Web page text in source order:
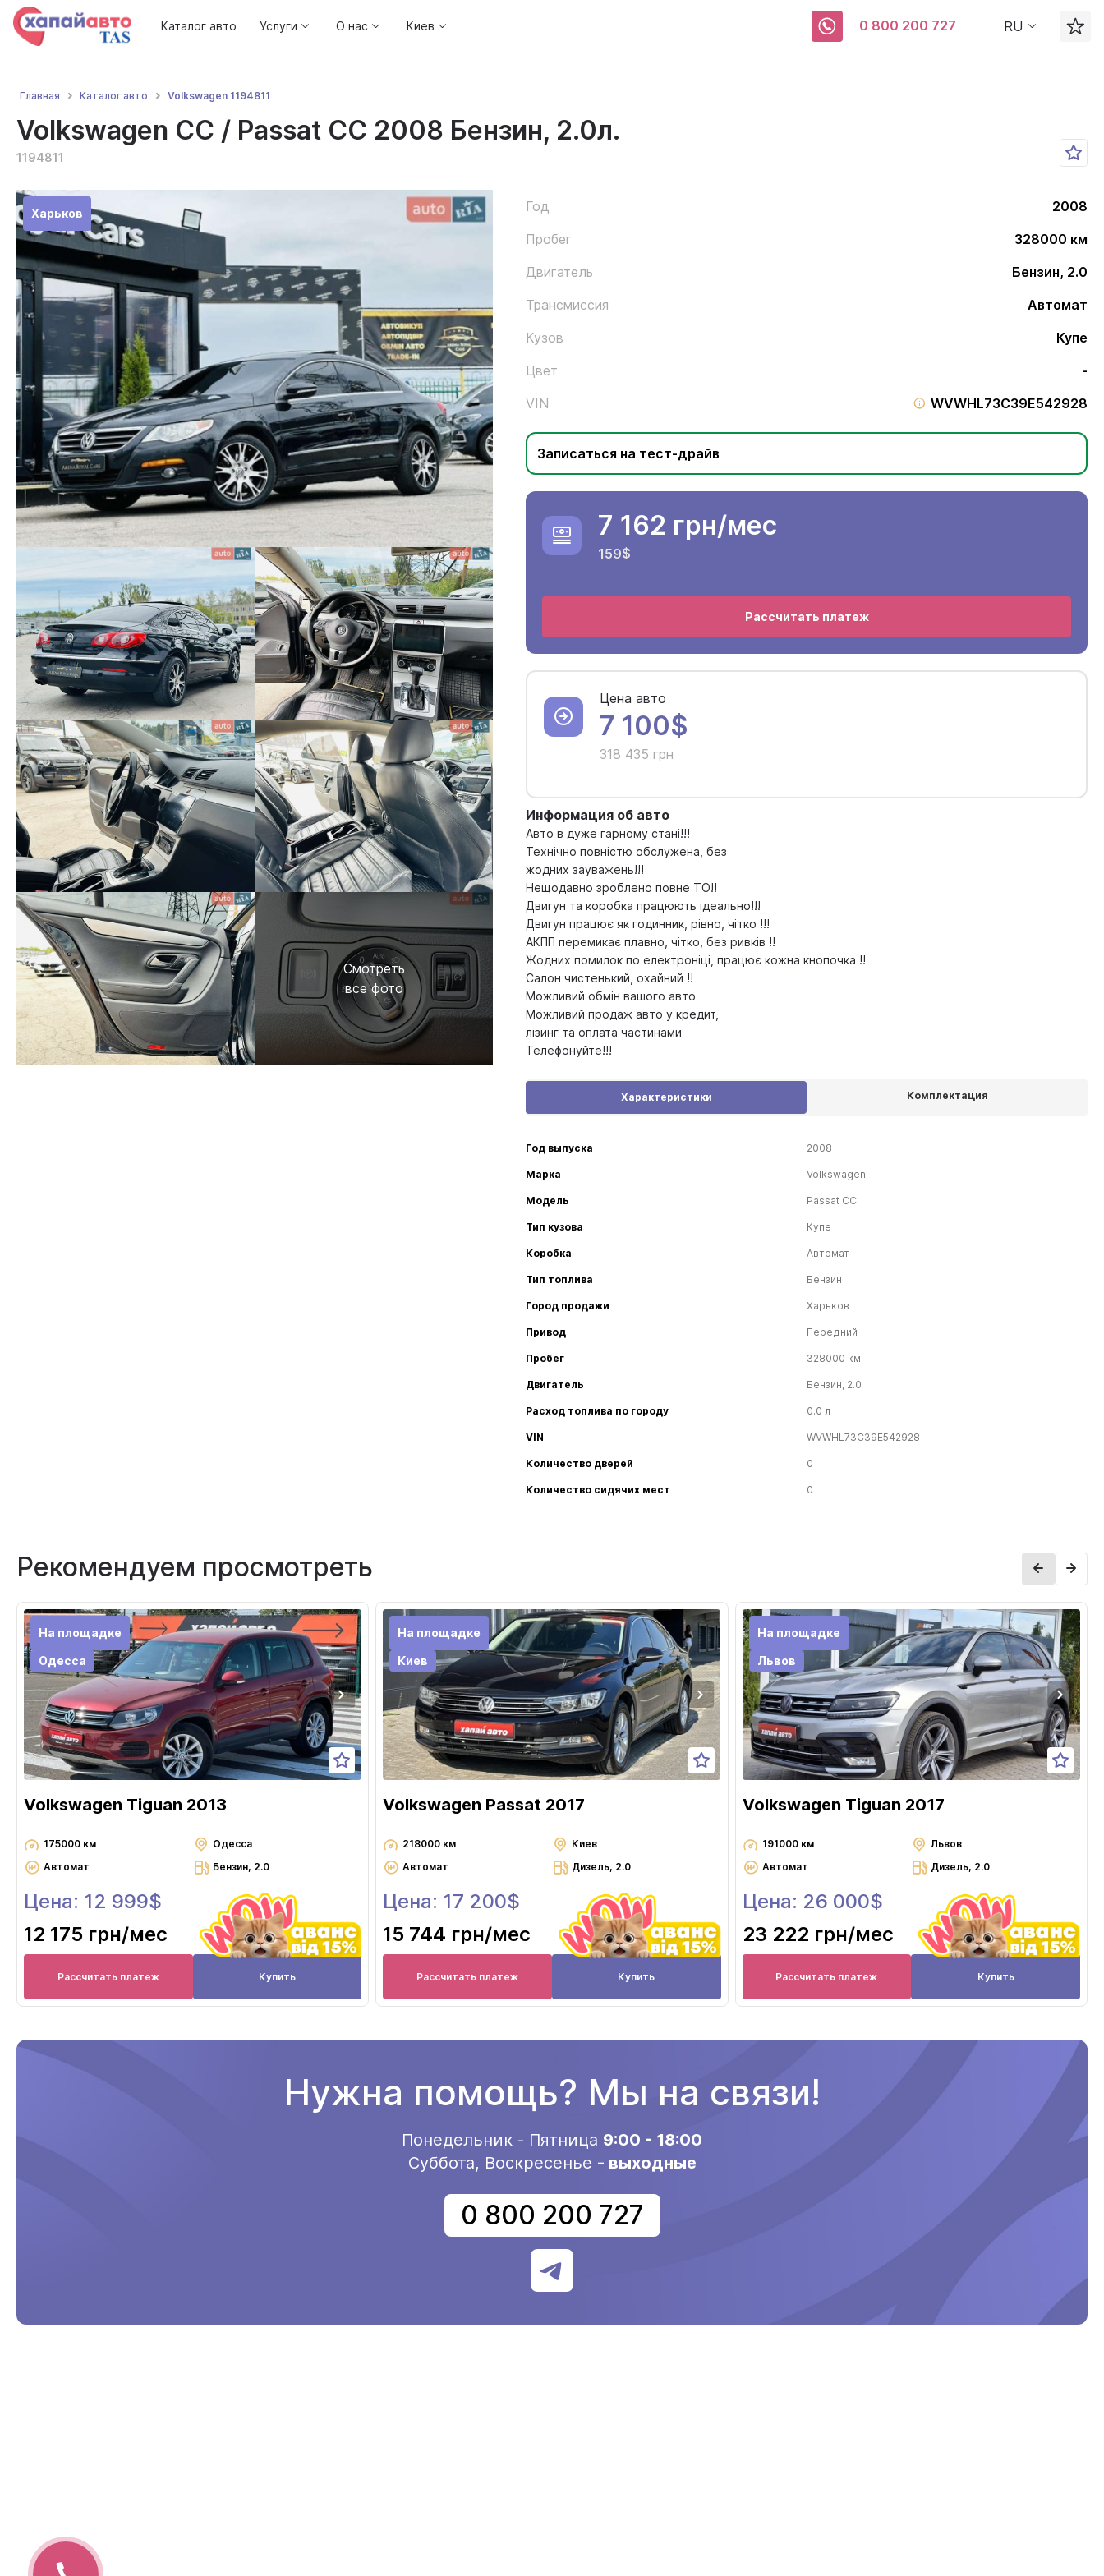
Каталог авто Услуги О нас Киев 0 800 200 727 RU
Главная Каталог авто Volkswagen 1194811
Volkswagen CC / Passat CC 2008 Бензин, 2.0л.
1194811
Харьков
Смотреть
все фото
Год
2008
Пробег
328000 км
Двигатель
Бензин, 2.0
Трансмиссия
Автомат
Кузов
Купе
Цвет
-
VIN
WVWHL73C39E542928
Записаться на тест-драйв
7 162 грн/мес
159$
Рассчитать платеж
Цена авто
7 100$
318 435 грн
Информация об авто
Авто в дуже гарному стані!!!
Технічно повністю обслужена, без
жодних зауважень!!!
Нещодавно зроблено повне ТО!!
Двигун та коробка працюють ідеально!!!
Двигун працює як годинник, рівно, чітко !!!
АКПП перемикає плавно, чітко, без ривків !!
Жодних помилок по електроніці, працює кожна кнопочка !!
Салон чистенький, охайний !!
Можливий обмін вашого авто
Можливий продаж авто у кредит,
лізинг та оплата частинами
Телефонуйте!!!
Характеристики Комплектация
Год выпуска 2008
Марка Volkswagen
Модель Passat CC
Тип кузова Купе
Коробка Автомат
Тип топлива Бензин
Город продажи Харьков
Привод Передний
Пробег 328000 км.
Двигатель Бензин, 2.0
Расход топлива по городу 0.0 л
VIN WVWHL73C39E542928
Количество дверей 0
Количество сидячих мест 0
Рекомендуем просмотреть
На площадке
Одесса
Volkswagen Tiguan 2013
175000 км
Одесса
Автомат
Бензин, 2.0
Цена: 12 999$
12 175 грн/мес
Рассчитать платеж Купить
На площадке
Киев
Volkswagen Passat 2017
218000 км
Киев
Автомат
Дизель, 2.0
Цена: 17 200$
15 744 грн/мес
Рассчитать платеж Купить
На площадке
Львов
Volkswagen Tiguan 2017
191000 км
Львов
Автомат
Дизель, 2.0
Цена: 26 000$
23 222 грн/мес
Рассчитать платеж Купить
Нужна помощь? Мы на связи!
Понедельник - Пятница 9:00 - 18:00
Суббота, Воскресенье - выходные
0 800 200 727